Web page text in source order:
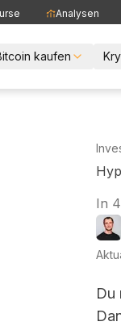
Analysen
kaufen
In
Du